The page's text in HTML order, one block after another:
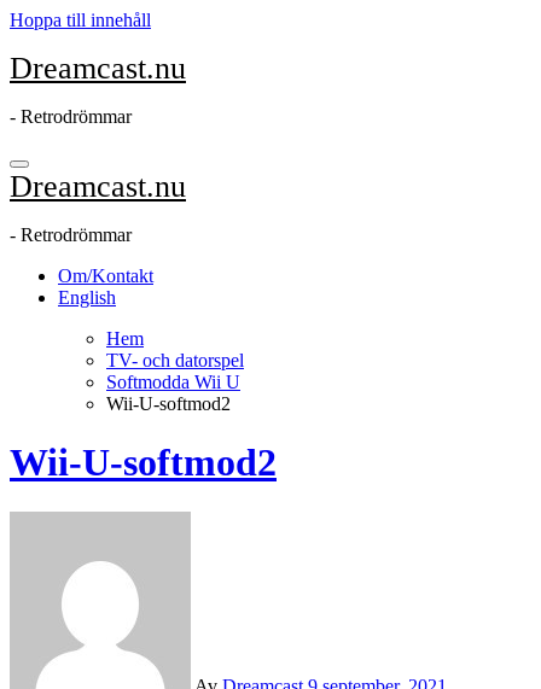
Hoppa till innehåll
Dreamcast.nu
- Retrodrömmar
Dreamcast.nu
- Retrodrömmar
Om/Kontakt
English
Hem
TV- och datorspel
Softmodda Wii U
Wii-U-softmod2
Wii-U-softmod2